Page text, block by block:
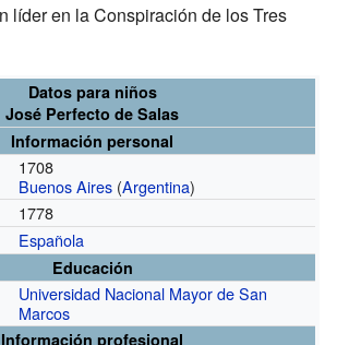
líder en la Conspiración de los Tres
Datos para niños
José Perfecto de Salas
Información personal
1708
Buenos Aires (Argentina)
1778
Española
Educación
Universidad Nacional Mayor de San
Marcos
Información profesional